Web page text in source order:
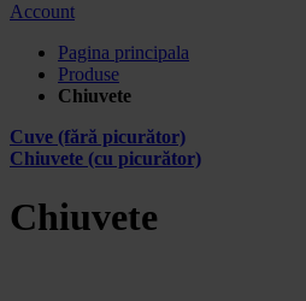
Account
Pagina principala
Produse
Chiuvete
Cuve (fără picurător)
Chiuvete (cu picurător)
Chiuvete